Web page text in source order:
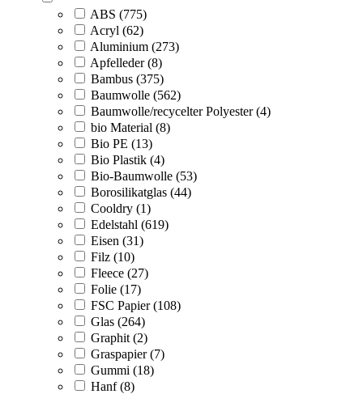
ABS (775)
Acryl (62)
Aluminium (273)
Apfelleder (8)
Bambus (375)
Baumwolle (562)
Baumwolle/recycelter Polyester (4)
bio Material (8)
Bio PE (13)
Bio Plastik (4)
Bio-Baumwolle (53)
Borosilikatglas (44)
Cooldry (1)
Edelstahl (619)
Eisen (31)
Filz (10)
Fleece (27)
Folie (17)
FSC Papier (108)
Glas (264)
Graphit (2)
Graspapier (7)
Gummi (18)
Hanf (8)